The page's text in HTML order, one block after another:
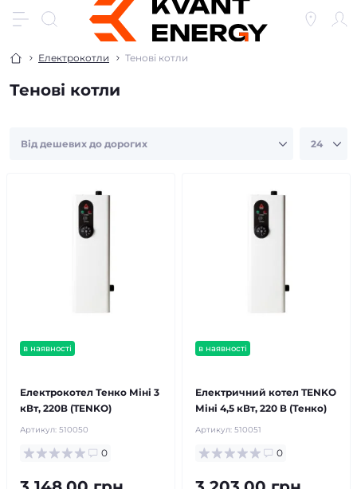
Електрокотли Тенові котли
Тенові котли
в наявності
Електрокотел Тенко Міні 3
кВт, 220В (TENKO)
Артикул: 510050
0
в наявності
Електричний котел TENKO
Міні 4,5 кВт, 220 В (Тенко)
Артикул: 510051
0